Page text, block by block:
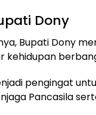
Dony
Bupati Dony
kehidupan
pengingat
Pancasila